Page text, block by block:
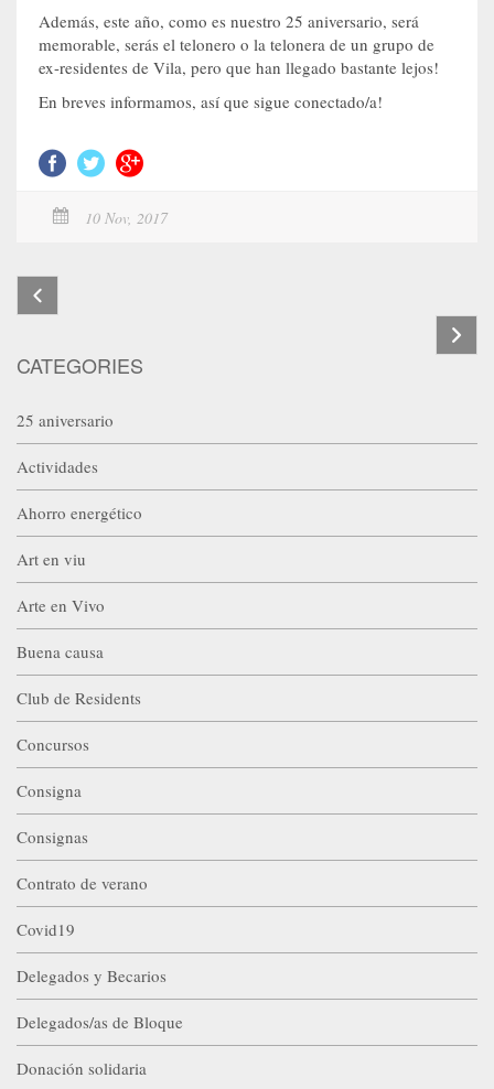
Además, este año, como es nuestro 25 aniversario, será
memorable, serás el telonero o la telonera de un grupo de
ex-residentes de Vila, pero que han llegado bastante lejos!
En breves informamos, así que sigue conectado/a!
10 Nov, 2017
CATEGORIES
25 aniversario
Actividades
Ahorro energético
Art en viu
Arte en Vivo
Buena causa
Club de Residents
Concursos
Consigna
Consignas
Contrato de verano
Covid19
Delegados y Becarios
Delegados/as de Bloque
Donación solidaria